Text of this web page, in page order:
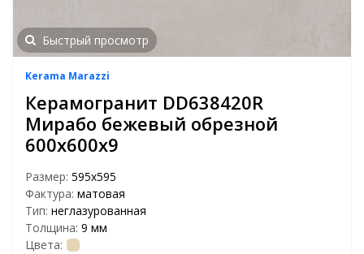
Быстрый просмотр
Kerama Marazzi
Керамогранит DD638420R
Мирабо бежевый обрезной
600х600х9
Размер: 595x595
Фактура: матовая
Тип: неглазурованная
Толщина: 9 мм
Цвета: